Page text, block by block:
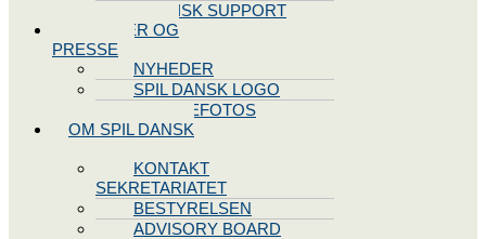
TEKNISK SUPPORT
NYHEDER OG
PRESSE
NYHEDER
SPIL DANSK LOGO
PRESSEFOTOS
OM SPIL DANSK
KONTAKT
SEKRETARIATET
BESTYRELSEN
ADVISORY BOARD